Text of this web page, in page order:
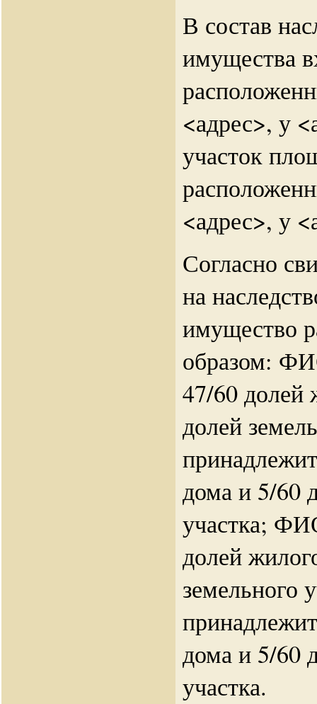
В состав
имущества
<адрес>, у
участок
<адрес>, у
Согласно
на
имущество
образом:
47/60 долей
долей
дома и 5/60
участка;
долей
земельного
дома и 5/60
участка.